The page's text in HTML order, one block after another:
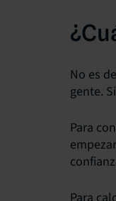
No es
gente.
Para